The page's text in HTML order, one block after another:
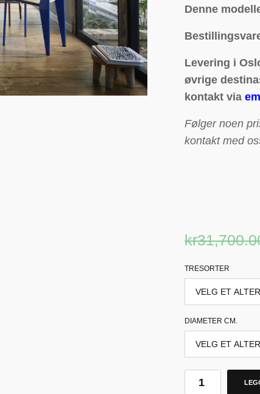
Denne
Levering i
øvrige
kontakt via
Følger noen
kontakt med
kr
TRESORTER
DIAMETER CM.